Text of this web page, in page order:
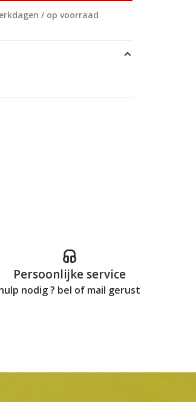
/ op voorraad
Persoonlijke service
nodig ? bel of mail gerust